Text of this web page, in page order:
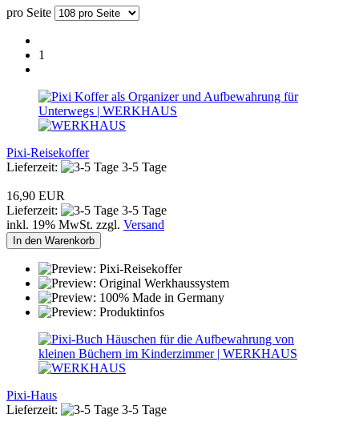
pro Seite
1
Pixi-Reisekoffer
Lieferzeit:
3-5 Tage
16,90 EUR
Lieferzeit:
3-5 Tage
inkl. 19% MwSt. zzgl. Versand
In den Warenkorb
Pixi-Haus
Lieferzeit:
3-5 Tage